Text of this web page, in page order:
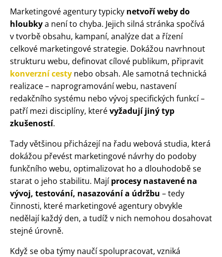
Marketingové agentury typicky netvoří weby do
hloubkya není to chyba. Jejich silná stránka spočívá
v tvorbě obsahu, kampaní, analýze dat a řízení
celkové marketingové strategie. Dokážou navrhnout
strukturu webu, definovat cílové publikum, připravit
konverzní cesty nebo obsah. Ale samotná technická
realizace – naprogramování webu, nastavení
redakčního systému nebo vývoj specifických funkcí –
patří mezi disciplíny, kterévyžadují jiný typ
zkušeností.
Tady většinou přicházejí na řadu webová studia, která
dokážou převést marketingové návrhy do podoby
funkčního webu, optimalizovat ho a dlouhodobě se
starat o jeho stabilitu. Majíprocesy nastavené na
vývoj, testování, nasazování a údržbu – tedy
činnosti, které marketingové agentury obvykle
nedělají každý den, a tudíž v nich nemohou dosahovat
stejné úrovně.
Když se oba týmy naučí spolupracovat, vzniká